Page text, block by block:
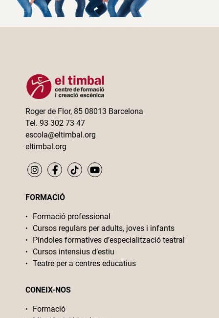
Roger de Flor, 85 08013 Barcelona
Tel. 93 302 73 47
escola@eltimbal.org
eltimbal.org
FORMACIÓ
Formació professional
Cursos regulars per adults, joves i infants
Píndoles formatives d’especialització teatral
Cursos intensius d’estiu
Teatre per a centres educatius
CONEIX-NOS
Formació